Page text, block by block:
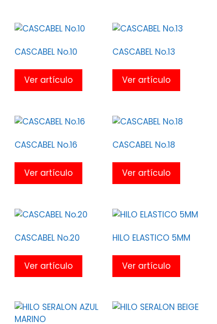
CASCABEL No.10
Ver artículo
CASCABEL No.13
Ver artículo
CASCABEL No.16
Ver artículo
CASCABEL No.18
Ver artículo
CASCABEL No.20
Ver artículo
HILO ELASTICO 5MM
Ver artículo